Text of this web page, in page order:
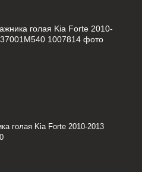
голая Kia Forte 2010-2013